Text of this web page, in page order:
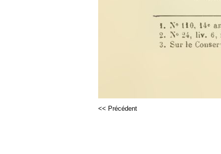
<< Précédent